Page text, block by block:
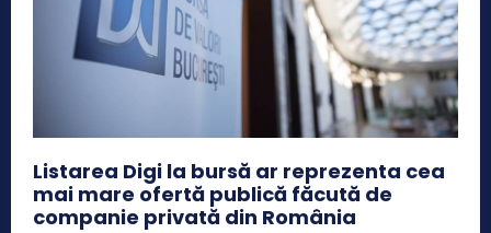
Listarea Digi la bursă ar reprezenta cea
mai mare ofertă publică făcută de
companie privată din România